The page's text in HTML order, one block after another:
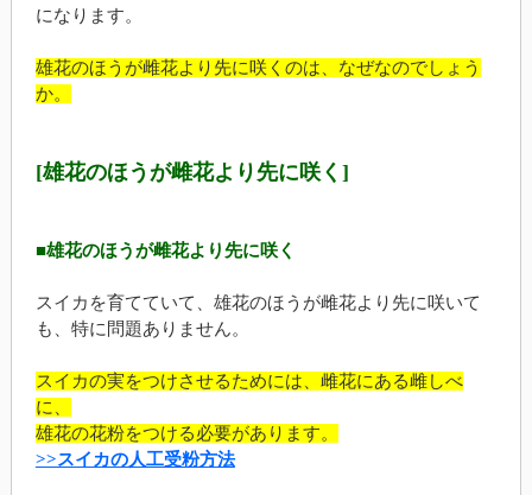
になります。
雄花のほうが雌花より先に咲くのは、なぜなのでしょう
か。
[雄花のほうが雌花より先に咲く]
■雄花のほうが雌花より先に咲く
スイカを育てていて、雄花のほうが雌花より先に咲いて
も、特に問題ありません。
スイカの実をつけさせるためには、雌花にある雌しべ
に、
雄花の花粉をつける必要があります。
>>スイカの人工受粉方法